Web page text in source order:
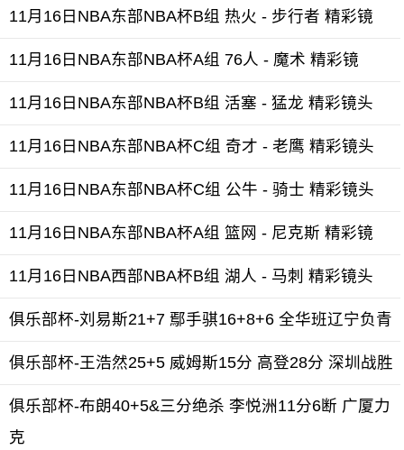
11月16日NBA东部NBA杯B组 热火 - 步行者 精彩镜
11月16日NBA东部NBA杯A组 76人 - 魔术 精彩镜
11月16日NBA东部NBA杯B组 活塞 - 猛龙 精彩镜头
11月16日NBA东部NBA杯C组 奇才 - 老鹰 精彩镜头
11月16日NBA东部NBA杯C组 公牛 - 骑士 精彩镜头
11月16日NBA东部NBA杯A组 篮网 - 尼克斯 精彩镜
11月16日NBA西部NBA杯B组 湖人 - 马刺 精彩镜头
俱乐部杯-刘易斯21+7 鄢手骐16+8+6 全华班辽宁负青
俱乐部杯-王浩然25+5 威姆斯15分 高登28分 深圳战胜
俱乐部杯-布朗40+5&三分绝杀 李悦洲11分6断 广厦力
克